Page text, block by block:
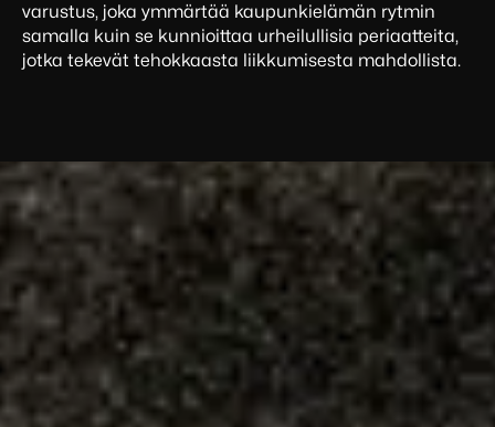
varustus, joka ymmärtää kaupunkielämän rytmin
samalla kuin se kunnioittaa urheilullisia periaatteita,
jotka tekevät tehokkaasta liikkumisesta mahdollista.